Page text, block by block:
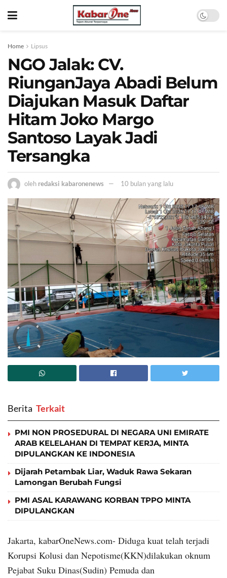
Home Lipsus
NGO Jalak: CV.
RiunganJaya Abadi Belum
Diajukan Masuk Daftar
Hitam Joko Margo
Santoso Layak Jadi
Tersangka
oleh redaksi kabaronenews 10 bulan yang lalu
Berita ‎ Terkait
PMI NON PROSEDURAL DI NEGARA UNI EMIRATE
ARAB KELELAHAN DI TEMPAT KERJA, MINTA
DIPULANGKAN KE INDONESIA
Dijarah Petambak Liar, Waduk Rawa Sekaran
Lamongan Berubah Fungsi
PMI ASAL KARAWANG KORBAN TPPO MINTA
DIPULANGKAN
Jakarta, kabarOneNews.com- Diduga kuat telah terjadi
Korupsi Kolusi dan Nepotisme(KKN)dilakukan oknum
Pejabat Suku Dinas(Sudin) Pemuda dan